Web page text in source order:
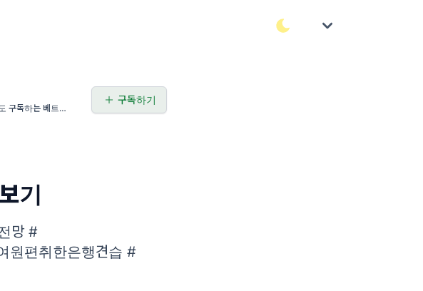
독하는 베트남 팩
구독하기
기
망 #
원편취한은행견습 #